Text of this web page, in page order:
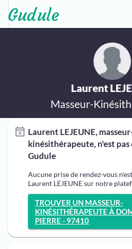
Laurent
Masseur-
Laurent LEJEUNE,
kinésithérapeute, n'est pas
Gudule
Aucune prise de rendez-vous
Laurent LEJEUNE sur notre
TROUVER UN MASSEUR-
KINÉSITHÉRAPEUTE À
PIERRE - 97410